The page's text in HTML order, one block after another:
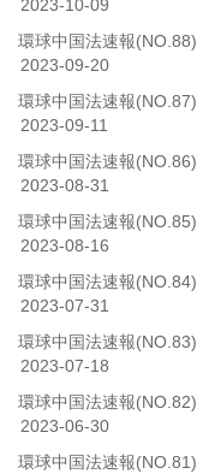
2023-10-09
環球中国法速報(NO.88)
2023-09-20
環球中国法速報(NO.87)
2023-09-11
環球中国法速報(NO.86)
2023-08-31
環球中国法速報(NO.85)
2023-08-16
環球中国法速報(NO.84)
2023-07-31
環球中国法速報(NO.83)
2023-07-18
環球中国法速報(NO.82)
2023-06-30
環球中国法速報(NO.81)